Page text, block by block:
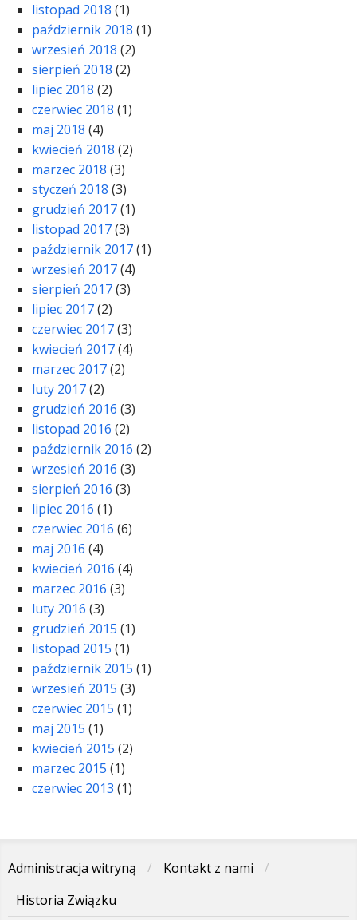
listopad 2018 (1)
październik 2018 (1)
wrzesień 2018 (2)
sierpień 2018 (2)
lipiec 2018 (2)
czerwiec 2018 (1)
maj 2018 (4)
kwiecień 2018 (2)
marzec 2018 (3)
styczeń 2018 (3)
grudzień 2017(1)
listopad 2017(3)
październik 2017(1)
wrzesień 2017(4)
sierpień 2017(3)
lipiec 2017(2)
czerwiec 2017(3)
kwiecień 2017(4)
marzec 2017(2)
luty 2017(2)
grudzień 2016 (3)
listopad 2016 (2)
październik 2016 (2)
wrzesień 2016 (3)
sierpień 2016 (3)
lipiec 2016 (1)
czerwiec 2016 (6)
maj 2016 (4)
kwiecień 2016 (4)
marzec 2016 (3)
luty 2016 (3)
grudzień 2015 (1)
listopad 2015 (1)
październik 2015 (1)
wrzesień 2015 (3)
czerwiec 2015 (1)
maj 2015 (1)
kwiecień 2015 (2)
marzec 2015 (1)
czerwiec 2013 (1)
Administracja witryną
Kontakt z nami
Historia Związku